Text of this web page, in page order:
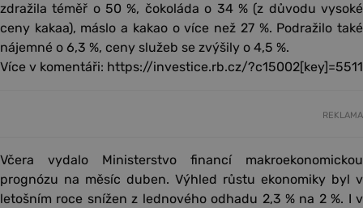
zdražila téměř o 50 %, čokoláda o 34 % (z důvodu vysoké
ceny kakaa), máslo a kakao o více než 27 %. Podražilo také
nájemné o 6,3 %, ceny služeb se zvýšily o 4,5 %.
Více v komentáři: https://investice.rb.cz/?c15002[key]=5511
REKLAMA
Včera vydalo Ministerstvo financí makroekonomickou
prognózu na měsíc duben. Výhled růstu ekonomiky byl v
letošním roce snížen z lednového odhadu 2,3 % na 2 %. I v